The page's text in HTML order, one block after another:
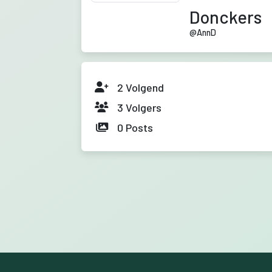
Donckers
@AnnD
2 Volgend
3 Volgers
0 Posts